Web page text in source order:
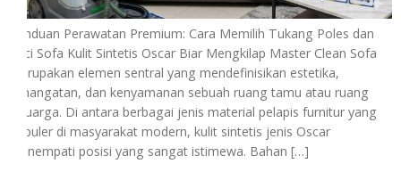
Panduan Perawatan Premium: Cara Memilih Tukang Poles dan
Cuci Sofa Kulit Sintetis Oscar Biar Mengkilap Master Clean Sofa
merupakan elemen sentral yang mendefinisikan estetika,
kehangatan, dan kenyamanan sebuah ruang tamu atau ruang
keluarga. Di antara berbagai jenis material pelapis furnitur yang
populer di masyarakat modern, kulit sintetis jenis Oscar
menempati posisi yang sangat istimewa. Bahan […]